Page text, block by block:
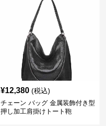
¥12,380 (税込)
チェーン バッグ 金属装飾付き型
押し加工肩掛けトート鞄